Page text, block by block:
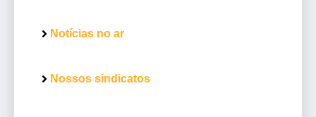
Notícias no ar
Nossos sindicatos